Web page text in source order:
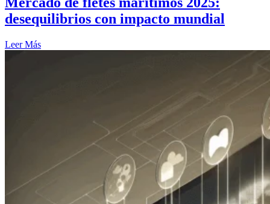
desequilibrios con impacto mundial
Leer Más